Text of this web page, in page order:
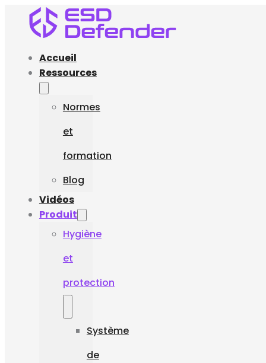
Accueil
Ressources
Normes
et
formation
Blog
Vidéos
Produit
Hygiène
et
protection
Système
de